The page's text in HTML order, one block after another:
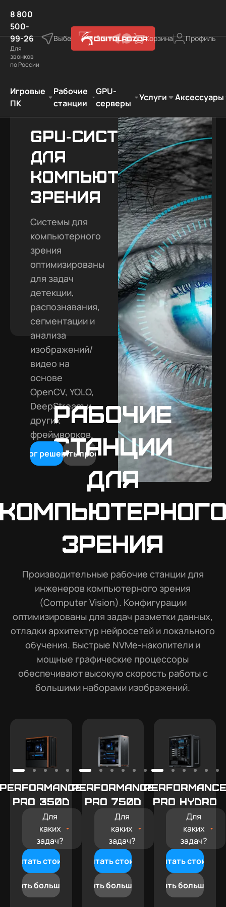
8 800
500-
99-26
Для
звонков
по России
Выберите город Корзина Профиль
Игровые
ПК
Рабочие
станции
GPU-
серверы
Услуги Аксессуары
GPU‑системы
для
компьютерного
зрения
Системы для
компьютерного
зрения
оптимизированы
для задач
детекции,
распознавания,
сегментации и
анализа
изображений/
видео на
основе
OpenCV, YOLO,
DeepStream и
других
фреймворков.
Каталог решений
Обсудить проект
Рабочие
станции
для
зрения
Производительные рабочие станции для
инженеров компьютерного зрения
(Computer Vision). Конфигурации
оптимизированы для задач разметки данных,
отладки архитектур нейросетей и локального
обучения. Быстрые NVMe-накопители и
мощные графические процессоры
обеспечивают высокую скорость работы с
большими наборами изображений.
Performance
Pro 350D
Для
каких
задач?
стоимость
Узнать больше
Performance
Pro 750D
Для
каких
задач?
Рассчитать стоимость
Узнать больше
Performance
Pro HYDRO
Для
каких
задач?
Рассчитать
Узнать больше